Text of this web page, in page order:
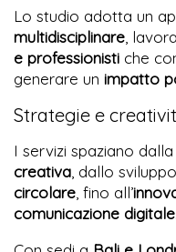
Lo studio adotta un
multidisciplinare ,
e professionisti che
generare un impatto
Strategie e
I servizi spaziano dalla
creativa , dallo
circolare , fino all’
comunicazione digitale